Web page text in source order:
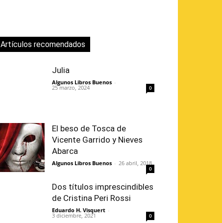
Artículos recomendados
Julia
Algunos Libros Buenos -
25 marzo, 2024 0
El beso de Tosca de
Vicente Garrido y Nieves
Abarca
Algunos Libros Buenos - 26 abril, 2018
0
Dos títulos imprescindibles
de Cristina Peri Rossi
Eduardo H. Visquert -
3 diciembre, 2021 0